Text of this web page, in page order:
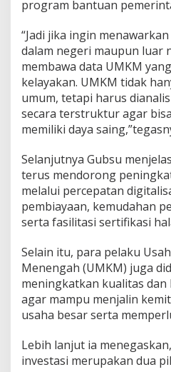
program bantuan
“Jadi jika ingin
dalam negeri maupun luar
membawa data UMKM
kelayakan. UMKM tidak
umum, tetapi harus
secara terstruktur agar
memiliki daya
Selanjutnya Gubsu
terus mendorong
melalui percepatan
pembiayaan, kemudahan
serta fasilitasi sertifikasi
Selain itu, para pelaku
Menengah (UMKM) juga
meningkatkan kualitas
agar mampu menjalin
usaha besar serta
Lebih lanjut ia
investasi merupakan dua